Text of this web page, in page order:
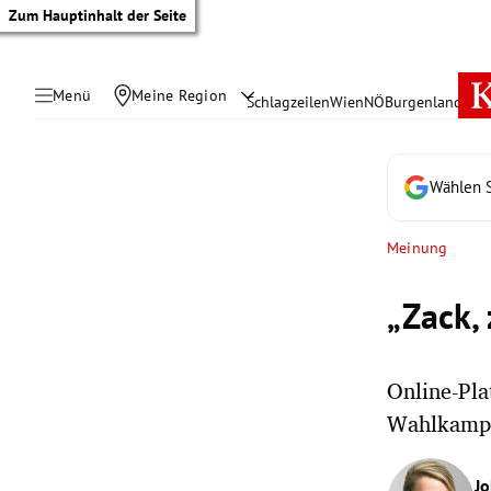
Zum Hauptinhalt der Seite
Menü Meine Region SchlagzeilenWienNÖBurgenland
Wählen
Meinung
Online-